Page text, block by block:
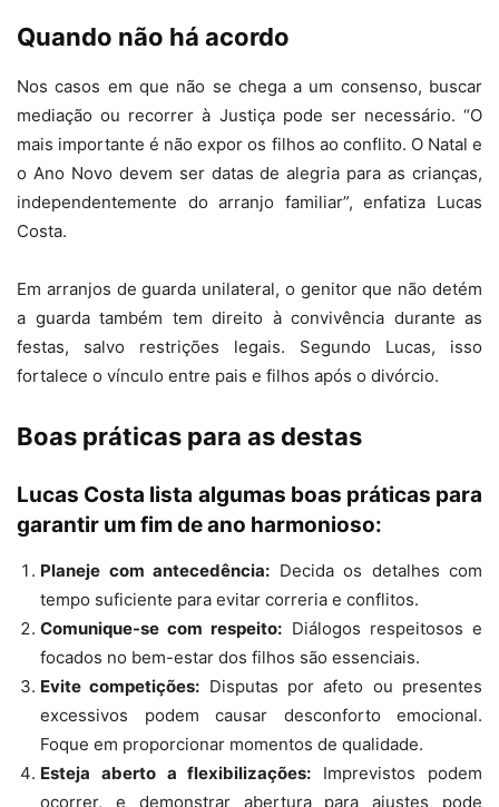
Quando não há acordo
Nos casos em que não se chega a um consenso, buscar
mediação ou recorrer à Justiça pode ser necessário. “O
mais importante é não expor os filhos ao conflito. O Natal e
o Ano Novo devem ser datas de alegria para as crianças,
independentemente do arranjo familiar”, enfatiza Lucas
Costa.
Em arranjos de guarda unilateral, o genitor que não detém
a guarda também tem direito à convivência durante as
festas, salvo restrições legais. Segundo Lucas, isso
fortalece o vínculo entre pais e filhos após o divórcio.
Boas práticas para as destas
Lucas Costa lista algumas boas práticas para
garantir um fim de ano harmonioso:
Planeje com antecedência: Decida os detalhes com
tempo suficiente para evitar correria e conflitos.
Comunique-se com respeito: Diálogos respeitosos e
focados no bem-estar dos filhos são essenciais.
Evite competições: Disputas por afeto ou presentes
excessivos podem causar desconforto emocional.
Foque em proporcionar momentos de qualidade.
Esteja aberto a flexibilizações: Imprevistos podem
ocorrer, e demonstrar abertura para ajustes pode